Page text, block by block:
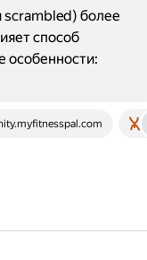
scrambled) более
способ
особенности: